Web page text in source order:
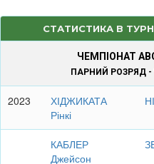
СТАТИСТИКА В
ЧЕМПІОНАТ
ПАРНИЙ РОЗРЯД -
2023
ХІДЖИКАТА
Рінкі
КАБЛЕР
Джейсон